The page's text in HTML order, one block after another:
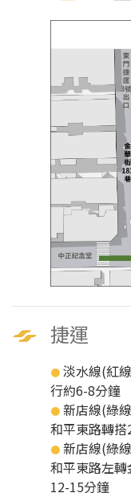
捷運
● 淡水線(紅
行約6-8分鐘
● 新店線(綠
和平東路轉
● 新店線(綠
和平東路左
12-15分鐘